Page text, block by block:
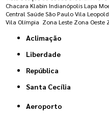
Chacara Klabin Indianópolis Lapa
Central Saúde São Paulo Vila
Vila Olímpia Zona Leste Zona Oeste
Aclimação
Liberdade
República
Santa Cecília
Aeroporto